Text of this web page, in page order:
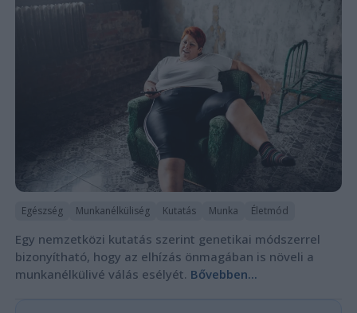
Egészség Munkanélküliség Kutatás Munka Életmód
Egy nemzetközi kutatás szerint genetikai módszerrel
bizonyítható, hogy az elhízás önmagában is növeli a
munkanélkülivé válás esélyét. Bővebben...